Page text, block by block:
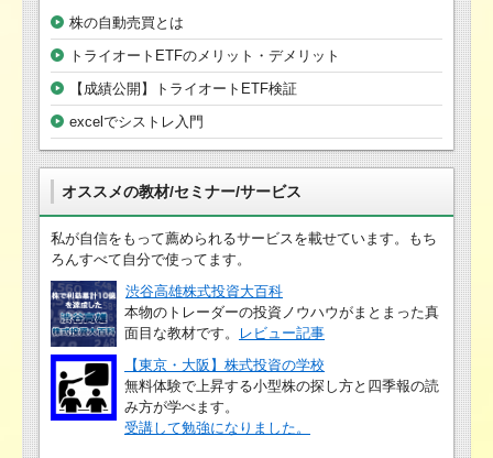
株の自動売買とは
トライオートETFのメリット・デメリット
【成績公開】トライオートETF検証
excelでシストレ入門
オススメの教材/セミナー/サービス
私が自信をもって薦められるサービスを載せています。もち
ろんすべて自分で使ってます。
渋谷高雄株式投資大百科
本物のトレーダーの投資ノウハウがまとまった真
面目な教材です。
レビュー記事
【東京・大阪】株式投資の学校
無料体験で上昇する小型株の探し方と四季報の読
み方が学べます。
受講して勉強になりました。